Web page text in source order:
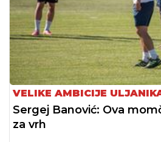
VELIKE AMBICIJE
Sergej Banović: Ova
za vrh